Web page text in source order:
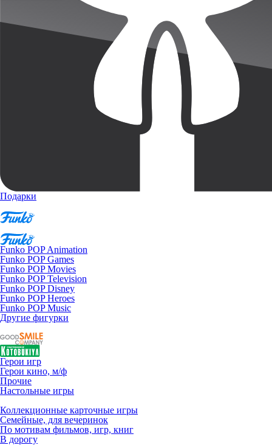
Подарки
Funko POP Animation
Funko POP Games
Funko POP Movies
Funko POP Television
Funko POP Disney
Funko POP Heroes
Funko POP Music
Другие фигурки
Герои игр
Герои кино, м/ф
Прочие
Настольные игры
Коллекционные карточные игры
Семейные, для вечеринок
По мотивам фильмов, игр, книг
В дорогу